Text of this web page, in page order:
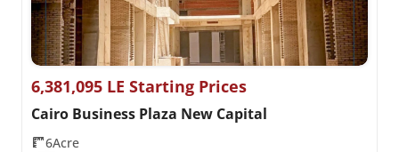
6,381,095 LE Starting Prices
Cairo Business Plaza New Capital
6Acre